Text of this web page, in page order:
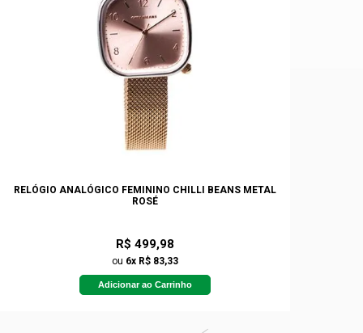
RELÓGIO ANALÓGICO FEMININO CHILLI BEANS METAL
ROSÉ
R$ 499,98
ou 6x R$ 83,33
Adicionar ao Carrinho